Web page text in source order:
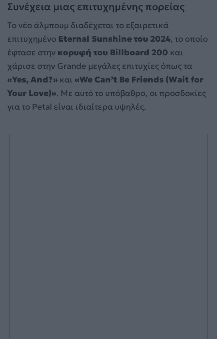
Συνέχεια μιας επιτυχημένης πορείας
Το νέο άλμπουμ διαδέχεται το εξαιρετικά
επιτυχημένο Eternal Sunshine του 2024, το οποίο
έφτασε στην κορυφή του Billboard 200 και
χάρισε στην Grande μεγάλες επιτυχίες όπως τα
«Yes, And?» και «We Can’t Be Friends (Wait for
Your Love)». Με αυτό το υπόβαθρο, οι προσδοκίες
για το Petal είναι ιδιαίτερα υψηλές.